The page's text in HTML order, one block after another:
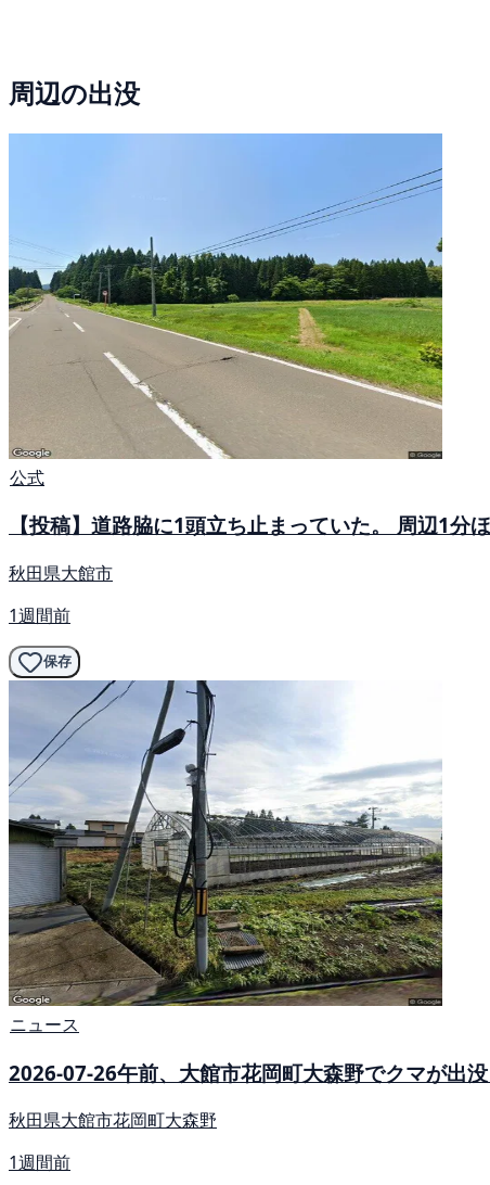
周辺の出没
公式
【投稿】道路脇に1頭立ち止まっていた。 周辺1分
秋田県大館市
1週間前
保存
ニュース
2026-07-26午前、大館市花岡町大森野でクマが出
秋田県大館市花岡町大森野
1週間前